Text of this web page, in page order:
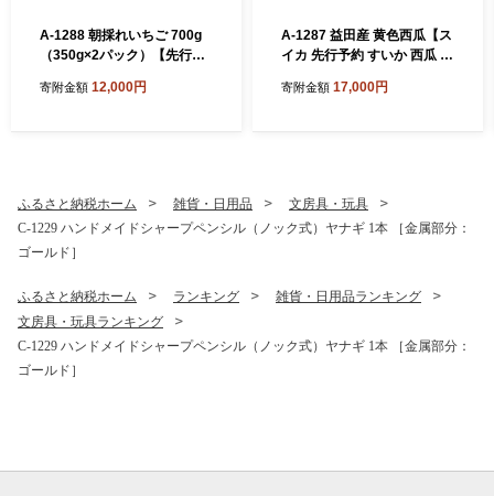
A-1288 朝採れいちご 700g
（350g×2パック）【先行予
イチゴ 700g 2パック 朝採れ
寄附金額 12,000円
A-1287 益田産 黄色西瓜【ス
イカ 先行予約 すいか 西瓜 早
物 くだもの フルーツ 黄色西
寄附金額 17,000円
ふるさと納税ホーム 雑貨・日用品
文房具・玩具
C-1229 ハンドメイドシャープペンシル（ノック式）ヤナギ 1本 ［金属部分：
ゴールド］
ふるさと納税ホーム ランキング
雑貨・日用品ランキング
文房具・玩具ランキング
C-1229 ハンドメイドシャープペンシル（ノック式）ヤナギ 1本 ［金属部分：
ゴールド］